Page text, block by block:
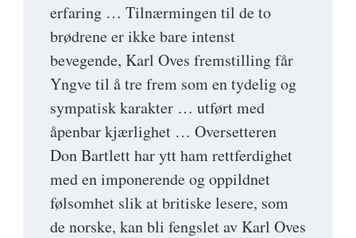
erfaring … Tilnærmingen til de to
brødrene er ikke bare intenst
bevegende, Karl Oves fremstilling får
Yngve til å tre frem som en tydelig og
sympatisk karakter … utført med
åpenbar kjærlighet … Oversetteren
Don Bartlett har ytt ham rettferdighet
med en imponerende og oppildnet
følsomhet slik at britiske lesere, som
de norske, kan bli fengslet av Karl Oves